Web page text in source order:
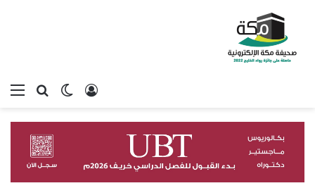
بحثالوضع
تسجيل الدخول